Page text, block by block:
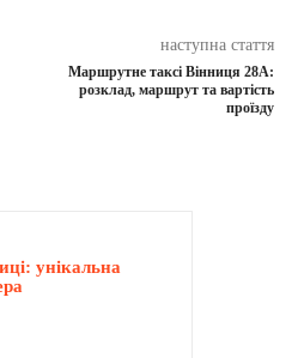
наступна стаття
Маршрутне таксі Вінниця 28А:
розклад, маршрут та вартість
проїзду
унікальна